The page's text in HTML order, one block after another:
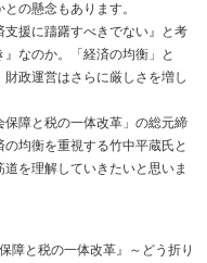
の懸念もあります。
援に躊躇すべきでない』と考
なのか。「経済の均衡」と
財政運営はさらに厳しさを増し
障と税の一体改革」の総元締
均衡を重視する竹中平蔵氏と
を理解していきたいと思いま
障と税の一体改革』～どう折り